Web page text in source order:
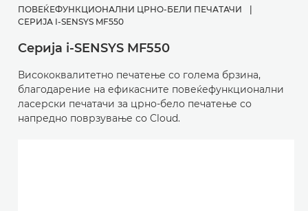
ПОВЕЌЕФУНКЦИОНАЛНИ ЦРНО-БЕЛИ ПЕЧАТАЧИ
СЕРИЈА I-SENSYS MF550
Серија i-SENSYS MF550
Висококвалитетно печатење со голема брзина,
благодарение на ефикасните повеќефункционални
ласерски печатачи за црно-бело печатење со
напредно поврзување со Cloud.